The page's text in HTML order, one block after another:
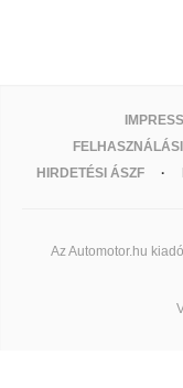
HIRDETÉSI ÁSZF
Az Automotor.hu